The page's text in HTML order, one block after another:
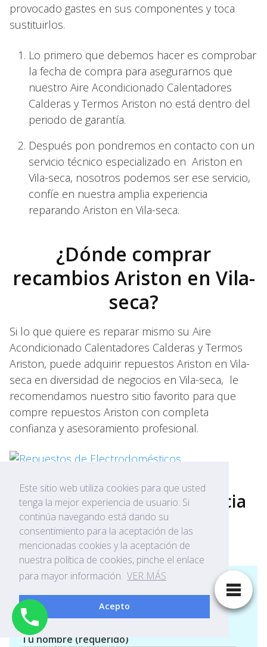
provocado gastes en sus componentes y toca
sustituirlos.
Lo primero que debemos hacer es comprobar
la fecha de compra para asegurarnos que
nuestro Aire Acondicionado Calentadores
Calderas y Termos Ariston no está dentro del
periodo de garantía.
Después pon pondremos en contacto con un
servicio técnico especializado en Ariston en
Vila-seca, nosotros podemos ser ese servicio,
confíe en nuestra amplia experiencia
reparando Ariston en Vila-seca.
¿Dónde comprar
recambios Ariston en Vila-
seca?
Si lo que quiere es reparar mismo su Aire
Acondicionado Calentadores Calderas y Termos
Ariston, puede adquirir repuestos Ariston en Vila-
seca en diversidad de negocios en Vila-seca, le
recomendamos nuestro sitio favorito para que
compre repuestos Ariston con completa
confianza y asesoramiento profesional.
¿Quieres solicitar Asistencia
Técnica en Vila-seca?
Solicitud de Asistencia Técnica
Tu nombre (requerido)
Este sitio web utiliza cookies para que usted
tenga la mejor experiencia de usuario. Si
continúa navegando está dando su
consentimiento para la aceptación de las
mencionadas cookies y la aceptación de
nuestra política de cookies, pinche el enlace
para mayor información. VER MÁS
Acepto